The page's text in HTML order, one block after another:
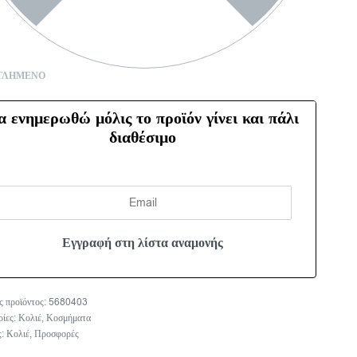
ενημερωθώ μόλις το προϊόν γίνει και πάλι
διαθέσιμο
5680403
Κολιέ,Κοσμήματα
Κολιέ,Προσφορές